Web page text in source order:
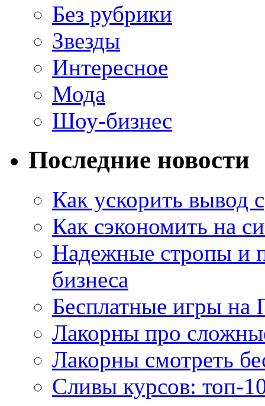
Без рубрики
Звезды
Интересное
Мода
Шоу-бизнес
Последние новости
Как ускорить вывод
Как сэкономить на
Надежные стропы и
бизнеса
Бесплатные игры на
Лакорны про
Лакорны смотреть
Сливы курсов: топ-